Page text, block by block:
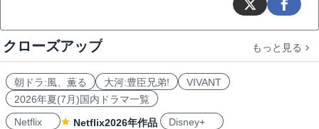
クローズアップ もっと見る
朝ドラ:風、薫る 大河:豊臣兄弟!
VIVANT
2026年夏(7月)国内ドラマ一覧
Netflix
Netflix2026年作品
Disney+